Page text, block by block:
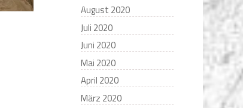
August 2020
Juli 2020
Juni 2020
Mai 2020
April 2020
März 2020